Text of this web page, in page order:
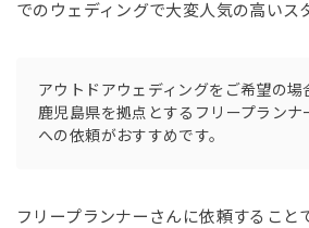
でのウェディングで大変人気の高いス
アウトドアウェディングをご希望の場
鹿児島県を拠点とするフリープランナ
への依頼がおすすめです。
フリープランナーさんに依頼すること